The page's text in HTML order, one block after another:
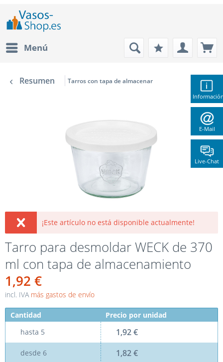
E-Mail
Live-Chat
Menú
Resumen Tarros con tapa de almacenar
¡Este artículo no está disponible actualmente!
Tarro para desmoldar WECK de 370
ml con tapa de almacenamiento
1,92 €
incl. IVA más gastos de envío
Cantidad
Precio por unidad
hasta 5 1,92 €
desde 6 1,82 €